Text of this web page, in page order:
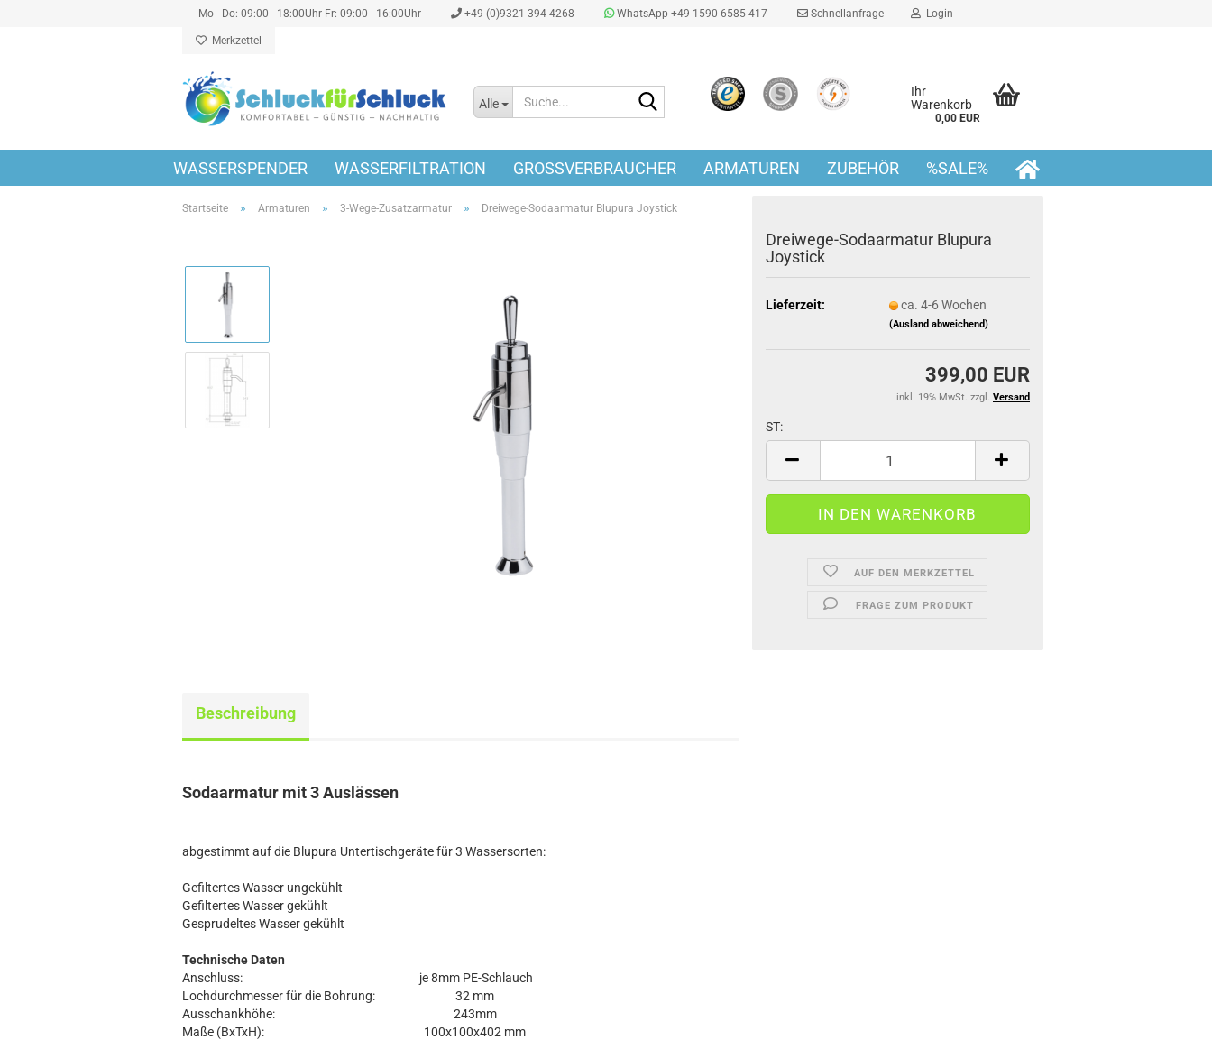
Mo - Do: 09:00 - 18:00Uhr Fr: 09:00 - 16:00Uhr +49 (0)9321 394 4268 WhatsApp +49 1590 6585 417 Schnellanfrage Login
Merkzettel
Alle
Ihr
Warenkorb
0,00 EUR
WASSERSPENDER WASSERFILTRATION GROSSVERBRAUCHER ARMATUREN ZUBEHÖR %SALE%
Startseite » Armaturen » 3-Wege-Zusatzarmatur » Dreiwege-Sodaarmatur Blupura Joystick
Dreiwege-Sodaarmatur Blupura
Joystick
Lieferzeit: ca. 4-6 Wochen
(Ausland abweichend)
399,00 EUR
inkl. 19% MwSt. zzgl. Versand
ST:
AUF DEN MERKZETTEL
FRAGE ZUM PRODUKT
Beschreibung
Sodaarmatur mit 3 Auslässen
abgestimmt auf die Blupura Untertischgeräte für 3 Wassersorten:
Gefiltertes Wasser ungekühlt
Gefiltertes Wasser gekühlt
Gesprudeltes Wasser gekühlt
Technische Daten
Anschluss:
je 8mm PE-Schlauch
Lochdurchmesser für die Bohrung:
32 mm
Ausschankhöhe:
243mm
Maße (BxTxH):
100x100x402 mm